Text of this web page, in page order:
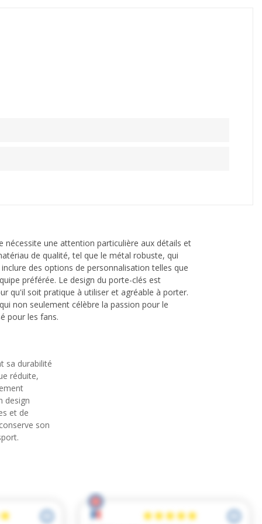
une attention particulière aux détails et
de qualité, tel que le métal robuste, qui
des options de personnalisation telles que
préférée. Le design du porte-clés est
qu'il soit pratique à utiliser et agréable à porter.
non seulement célèbre la passion pour le
pour les fans.
sa durabilité
réduite,
design
et de
son